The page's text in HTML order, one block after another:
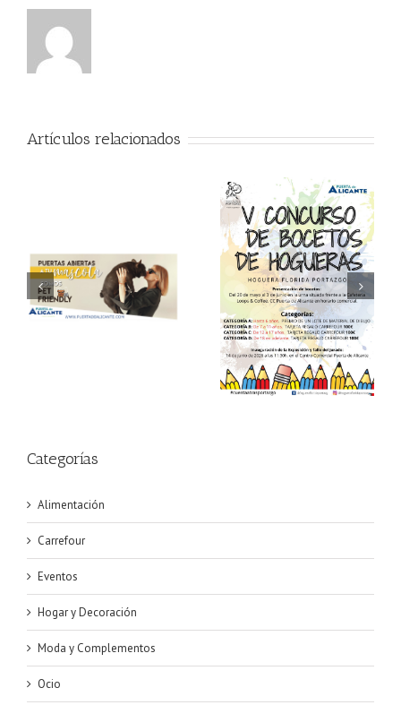
Artículos relacionados
V Concurso de Bocetos
de Hogueras en Puerta
de Alicante
Semana del Aprendizaje
Digital
Categorías
Alimentación
Carrefour
Eventos
Hogar y Decoración
Moda y Complementos
Ocio